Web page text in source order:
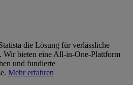
die Lösung für verlässliche
Wir bieten eine All-in-One-Plattform
und fundierte
Mehr erfahren